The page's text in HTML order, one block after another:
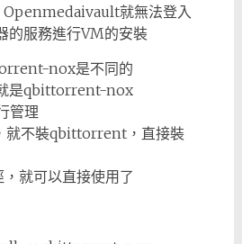
Openmedaivault就無法登入
的服務進行VM的安裝
nox是不同的
是qbittorrent-nox
管理
就不裝qbittorrent，直接裝
就可以直接使用了